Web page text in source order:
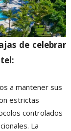
de celebrar
a mantener sus
estrictas
controlados
La